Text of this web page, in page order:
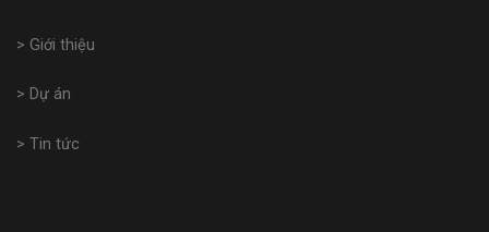
> Giới thiệu
> Dự án
> Tin tức